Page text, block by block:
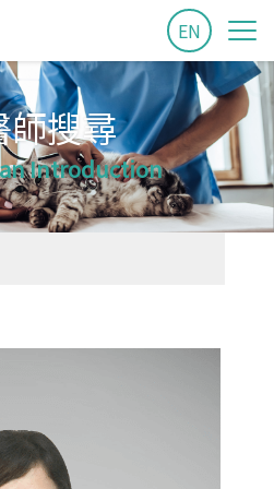
EN
師搜尋
Introduction